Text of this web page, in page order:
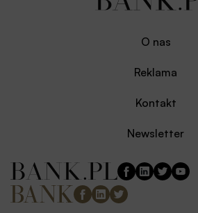
O nas
Reklama
Kontakt
Newsletter